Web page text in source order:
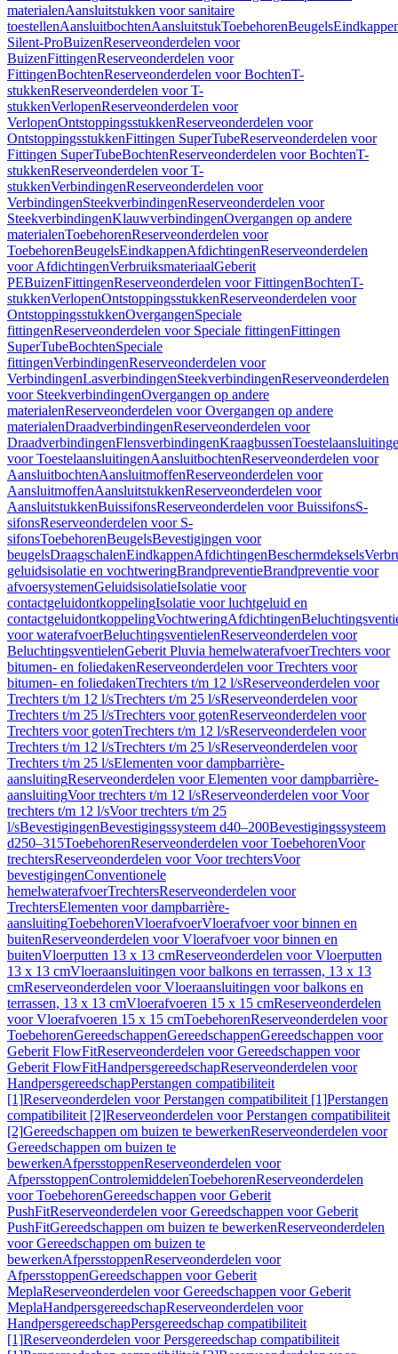
materialenAansluitstukken voor sanitaire
toestellenAansluitbochtenAansluitstukToebehorenBeugels
Silent-ProBuizenReserveonderdelen voor
BuizenFittingenReserveonderdelen voor
FittingenBochtenReserveonderdelen voor BochtenT-
stukkenReserveonderdelen voor T-
stukkenVerlopenReserveonderdelen voor
VerlopenOntstoppingsstukkenReserveonderdelen voor
OntstoppingsstukkenFittingen SuperTubeReserveonderdelen voor
Fittingen SuperTubeBochtenReserveonderdelen voor BochtenT-
stukkenReserveonderdelen voor T-
stukkenVerbindingenReserveonderdelen voor
VerbindingenSteekverbindingenReserveonderdelen voor
SteekverbindingenKlauwverbindingenOvergangen op andere
materialenToebehorenReserveonderdelen voor
ToebehorenBeugelsEindkappenAfdichtingenReserveonderdelen
voor AfdichtingenVerbruiksmateriaalGeberit
PEBuizenFittingenReserveonderdelen voor FittingenBochtenT-
stukkenVerlopenOntstoppingsstukkenReserveonderdelen voor
OntstoppingsstukkenOvergangenSpeciale
fittingenReserveonderdelen voor Speciale fittingenFittingen
SuperTubeBochtenSpeciale
fittingenVerbindingenReserveonderdelen voor
VerbindingenLasverbindingenSteekverbindingenReserveonderdelen
voor SteekverbindingenOvergangen op andere
materialenReserveonderdelen voor Overgangen op andere
materialenDraadverbindingenReserveonderdelen voor
DraadverbindingenFlensverbindingenKraagbussen
voor ToestelaansluitingenAansluitbochtenReserveonderdelen voor
AansluitbochtenAansluitmoffenReserveonderdelen voor
AansluitmoffenAansluitstukkenReserveonderdelen voor
AansluitstukkenBuissifonsReserveonderdelen voor BuissifonsS-
sifonsReserveonderdelen voor S-
sifonsToebehorenBeugelsBevestigingen voor
beugelsDraagschalenEindkappenAfdichtingenBeschermdeksels
geluidsisolatie en vochtweringBrandpreventieBrandpreventie voor
afvoersystemenGeluidsisolatieIsolatie voor
contactgeluidontkoppelingIsolatie voor luchtgeluid en
contactgeluidontkoppelingVochtweringAfdichtingen
voor waterafvoerBeluchtingsventielenReserveonderdelen voor
BeluchtingsventielenGeberit Pluvia hemelwaterafvoerTrechters voor
bitumen- en foliedakenReserveonderdelen voor Trechters voor
bitumen- en foliedakenTrechters t/m 12 l/sReserveonderdelen voor
Trechters t/m 12 l/sTrechters t/m 25 l/sReserveonderdelen voor
Trechters t/m 25 l/sTrechters voor gotenReserveonderdelen voor
Trechters voor gotenTrechters t/m 12 l/sReserveonderdelen voor
Trechters t/m 12 l/sTrechters t/m 25 l/sReserveonderdelen voor
Trechters t/m 25 l/sElementen voor dampbarrière-
aansluitingReserveonderdelen voor Elementen voor dampbarrière-
aansluitingVoor trechters t/m 12 l/sReserveonderdelen voor Voor
trechters t/m 12 l/sVoor trechters t/m 25
l/sBevestigingenBevestigingssysteem d40–200Bevestigingssysteem
d250–315ToebehorenReserveonderdelen voor ToebehorenVoor
trechtersReserveonderdelen voor Voor trechtersVoor
bevestigingenConventionele
hemelwaterafvoerTrechtersReserveonderdelen voor
TrechtersElementen voor dampbarrière-
aansluitingToebehorenVloerafvoerVloerafvoer voor binnen en
buitenReserveonderdelen voor Vloerafvoer voor binnen en
buitenVloerputten 13 x 13 cmReserveonderdelen voor Vloerputten
13 x 13 cmVloeraansluitingen voor balkons en terrassen, 13 x 13
cmReserveonderdelen voor Vloeraansluitingen voor balkons en
terrassen, 13 x 13 cmVloerafvoeren 15 x 15 cmReserveonderdelen
voor Vloerafvoeren 15 x 15 cmToebehorenReserveonderdelen voor
ToebehorenGereedschappenGereedschappenGereedschappen voor
Geberit FlowFitReserveonderdelen voor Gereedschappen voor
Geberit FlowFitHandpersgereedschapReserveonderdelen voor
HandpersgereedschapPerstangen compatibiliteit
[1]Reserveonderdelen voor Perstangen compatibiliteit [1]Perstangen
compatibiliteit [2]Reserveonderdelen voor Perstangen compatibiliteit
[2]Gereedschappen om buizen te bewerkenReserveonderdelen voor
Gereedschappen om buizen te
bewerkenAfpersstoppenReserveonderdelen voor
AfpersstoppenControlemiddelenToebehorenReserveonderdelen
voor ToebehorenGereedschappen voor Geberit
PushFitReserveonderdelen voor Gereedschappen voor Geberit
PushFitGereedschappen om buizen te bewerkenReserveonderdelen
voor Gereedschappen om buizen te
bewerkenAfpersstoppenReserveonderdelen voor
AfpersstoppenGereedschappen voor Geberit
MeplaReserveonderdelen voor Gereedschappen voor Geberit
MeplaHandpersgereedschapReserveonderdelen voor
HandpersgereedschapPersgereedschap compatibiliteit
[1]Reserveonderdelen voor Persgereedschap compatibiliteit